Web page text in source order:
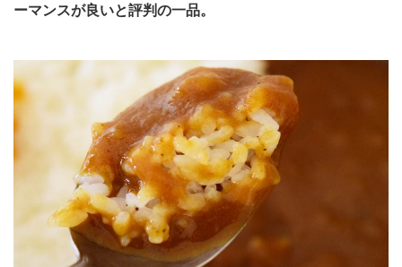
ーマンスが良いと評判の一品。